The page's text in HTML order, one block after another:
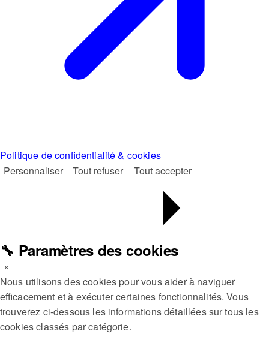
Politique de confidentialité & cookies
Personnaliser
Tout refuser Tout accepter
🔧 Paramètres des cookies
×
Nous utilisons des cookies pour vous aider à naviguer
efficacement et à exécuter certaines fonctionnalités. Vous
trouverez ci-dessous les informations détaillées sur tous les
cookies classés par catégorie.